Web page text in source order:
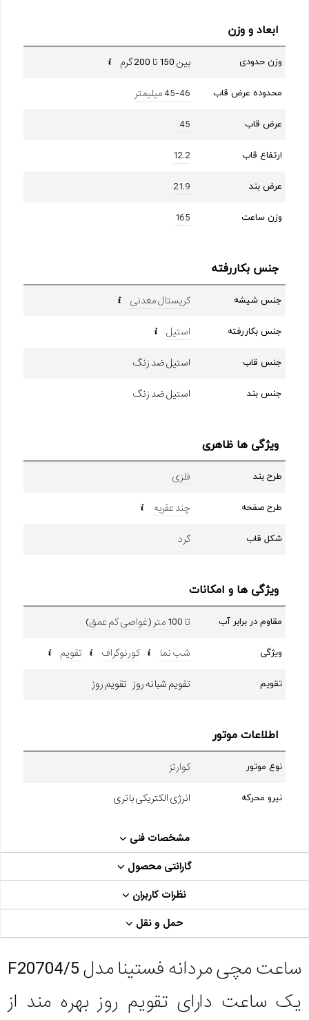
ابعاد و وزن
وزن حدودی بین 150 تا 200 گرم
محدوده عرض قاب 45-46 میلیمتر
عرض قاب 45
ارتفاع قاب 12.2
عرض بند 21.9
وزن ساعت 165
جنس بکاررفته
جنس شیشه کریستال معدنی
جنس بکاررفته استیل
جنس قاب استیل ضد زنگ
جنس بند استیل ضد زنگ
ویژگی ها ظاهری
طرح بند فلزی
طرح صفحه چند عقربه
شکل قاب گرد
ویژگی ها و امکانات
مقاوم در برابر آب تا 100 متر (غواصی کم عمق)
ویژگی شب نما کورنوگراف تقویم
تقویم تقویم شبانه روز تقویم روز
اطلاعات موتور
نوع موتور کوارتز
نیرو محرکه انرژی الکتریکی باتری
مشخصات فنی
گارانتی محصول
نظرات کاربران
حمل و نقل
ساعت مچی مردانه فستینا مدل F20704/5
یک ساعت دارای تقویم روز بهره مند از